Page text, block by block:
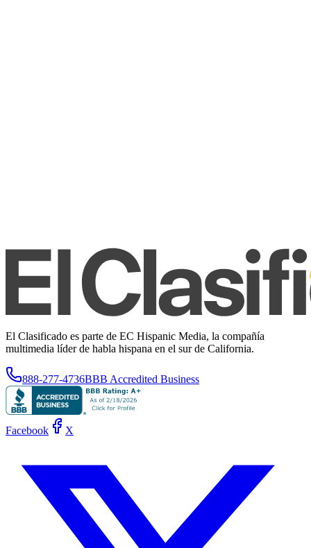
El Clasificado es parte de EC Hispanic Media, la compañía
multimedia líder de habla hispana en el sur de California.
888-277-4736BBB Accredited Business
Facebook X